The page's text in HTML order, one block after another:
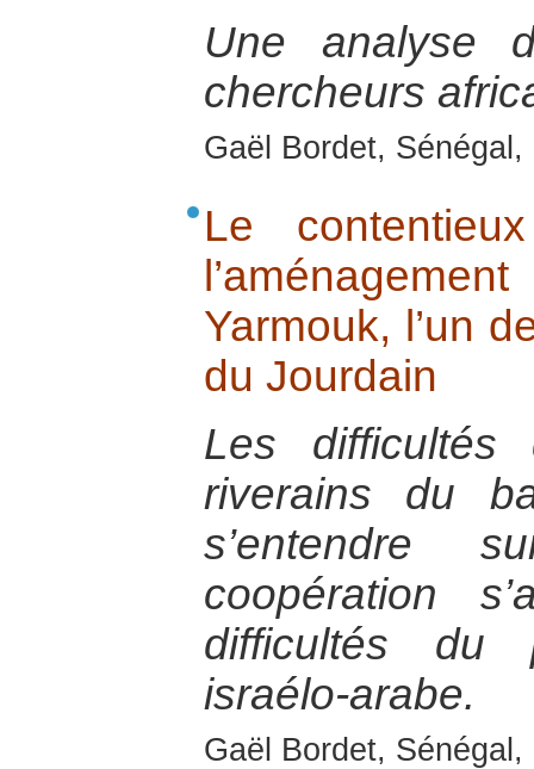
Une analyse
chercheurs
Gaël Bordet,
Le
Yarmouk, l’un
du Jourdain
Les difficultés
riverains du
s’entendre
coopération
difficultés du
israélo-arabe.
Gaël Bordet,